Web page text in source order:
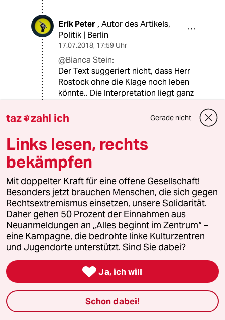
Erik Peter , Autor des Artikels,
Politik | Berlin
17.07.2018, 17:59 Uhr
@Bianca Stein:
Der Text suggeriert nicht, dass Herr
Rostock ohne die Klage noch leben
könnte.. Die Interpretation liegt ganz
naheliegend, weil man sich vorstellen
die Angst vor dem Verlust der
Wohnung einem alten Mann nicht
guttut.?
K kirsten
17.07.2018, 22:19 Uhr
@Erik Peter:
und ich hatte gedacht, da stünde
"eine Polemik" über dem Artikel.
dargestellt wurde, dass der arme
Mann deswegen gestorben ist, dann
habe ich wohl was falsch
interpretiert....
taz zahl ich Gerade nicht
Links lesen, rechts
bekämpfen
Mit doppelter Kraft für eine offene Gesellschaft!
Besonders jetzt brauchen Menschen, die sich gegen
Rechtsextremismus einsetzen, unsere Solidarität.
Daher gehen 50 Prozent der Einnahmen aus
Neuanmeldungen an „Alles beginnt im Zentrum“ –
eine Kampagne, die bedrohte linke Kulturzentren
und Jugendorte unterstützt. Sind Sie dabei?
 Ja, ich will
Schon dabei!